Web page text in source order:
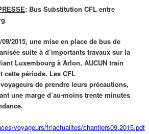
: Bus Substitution CFL entre
09/2015, une mise en place de bus de
suite à d’importants travaux sur la
Luxembourg à Arlon. AUCUN train
cette période. Les CFL
de prendre leurs précautions,
une marge d’au-moins trente minutes
voyageurs/fr/actualites/chantiers09.2015.pdf